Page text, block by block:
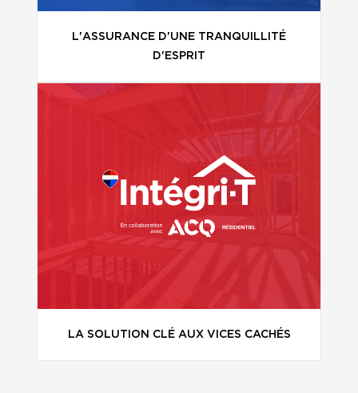
L'ASSURANCE D'UNE TRANQUILLITÉ
D'ESPRIT
LA SOLUTION CLÉ AUX VICES CACHÉS